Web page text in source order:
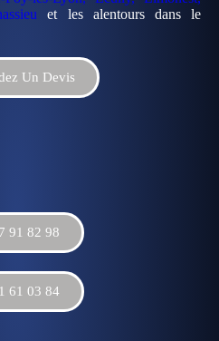
91 82 98
61 03 84
et les alentours dans le
Un Devis